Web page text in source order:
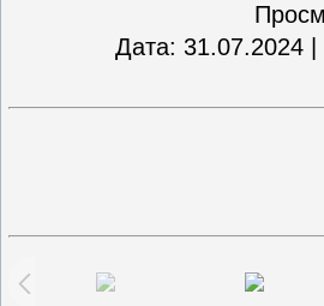
Дата: 31.07.2024 |